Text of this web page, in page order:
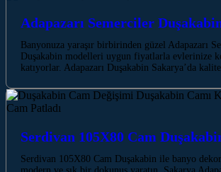
Adapazarı Semerciler
Banyonuza yaraşır birbirinden güzel Adapazarı
Duşakabin modelleri uygun fiyatlarla evlerinize
katıyorlar. Adapazarı Duşakabin Sakarya’da
Serdivan 105X80 Cam
Serdivan 105X80 Cam Duşakabin ile banyo